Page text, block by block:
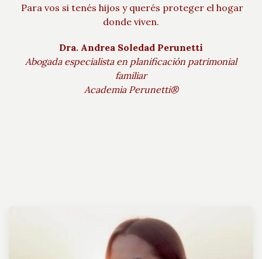
Para vos si tenés hijos y querés proteger el hogar
donde viven.
Dra. Andrea Soledad Perunetti
Abogada especialista en planificación patrimonial
familiar
Academia Perunetti®